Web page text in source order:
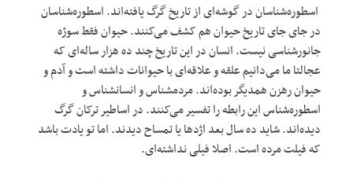
اسطوره‌شناسان در گوشه‌ای از تاریخ گرگ یافته‌اند. اسطوره‌شناسان
در جای جای تاریخ حیوان هم کشف می‌کنند. حیوان فقط سوژه
جانورشناسی نیست. انسان در این تاریخ چند ده هزار ساله‌ای که
عجالتا ما می‌دانیم علقه و علاقه‌ای با حیوانات داشته است و آدم و
حیوان رهزن همدیگر بوده‌اند. مردمشناس و انسانشناس و
اسطوره‌شناس این رابطه را تفسیر می‌کنند. در اساطیر ترکان گرگ
دیده‌اند. شاید ده سال بعد اژدها یا تمساح دیدند. اما تو یادت باشد
که فیلت مرده است. اصلا فیلی نداشته‌ای.